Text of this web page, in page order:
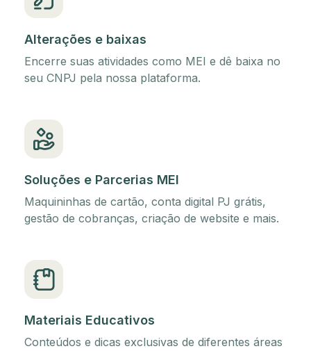
Alterações e baixas
Encerre suas atividades como MEI e dê baixa no
seu CNPJ pela nossa plataforma.
Soluções e Parcerias MEI
Maquininhas de cartão, conta digital PJ grátis,
gestão de cobranças, criação de website e mais.
Materiais Educativos
Conteúdos e dicas exclusivas de diferentes áreas